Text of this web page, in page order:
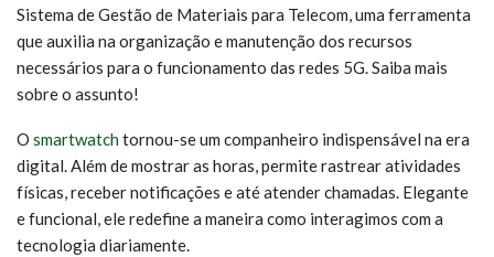
Sistema de Gestão de Materiais para Telecom, uma ferramenta
que auxilia na organização e manutenção dos recursos
necessários para o funcionamento das redes 5G. Saiba mais
sobre o assunto!
O smartwatch tornou-se um companheiro indispensável na era
digital. Além de mostrar as horas, permite rastrear atividades
físicas, receber notificações e até atender chamadas. Elegante
e funcional, ele redefine a maneira como interagimos com a
tecnologia diariamente.